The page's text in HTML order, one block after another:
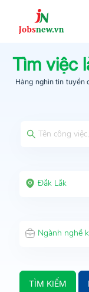
Tìm việc
Hàng nghìn tin tuyển
Đắk Lắk
Ngành nghề
TÌM KIẾM